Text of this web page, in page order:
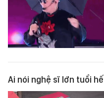
Ai nói nghệ sĩ lớn tuổi